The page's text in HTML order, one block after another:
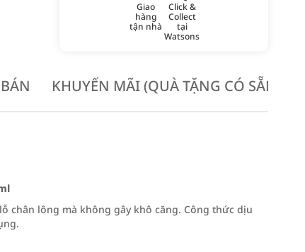
Giao
hàng
tận nhà
Click &
Collect
tại
Watsons
KHUYẾN MÃI (QUÀ TẶNG CÓ SẴN
chân lông mà không gây khô căng. Công thức dịu